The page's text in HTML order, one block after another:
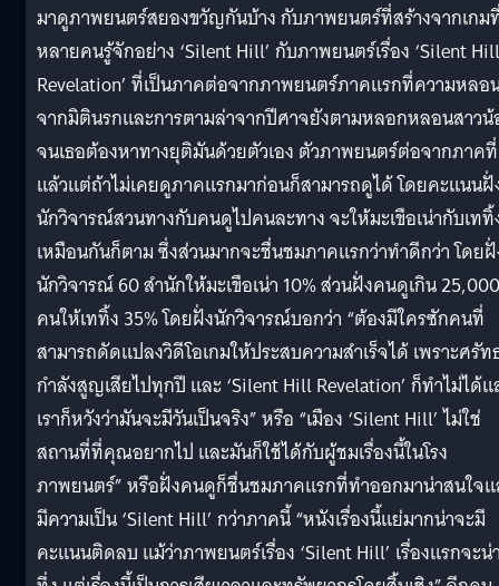
มาดูภาพยนตร์สยองขวัญกันบ้าง กับภาพยนตร์ที่สร้างจากเกม
หลายคนรู้จักอย่าง ‘Silent Hill’ กับภาพยนตร์เรื่อง ‘Silent Hill
Revelation’ ที่เป็นภาคต่อจากภาพยนตร์ภาคแรกที่ความหลอ
จากมิตินรกและการตามล่าจากปีศาจยังตามหลอกหลอนสาว
จนเธอต้องหาทางยุติมันด้วยตัวเอง ตัวภาพยนตร์ต่อจากภาคที่
แล้วแต่ถ้าไม่เคยดูภาคแรกมาก่อนก็สามารถดูได้ โดยคะแนนฝั่
นักวิจารณ์สวนทางกับคนดูไปคนละทาง จะให้มะเขือเน่ากับเททิ้
เหมือนกันก็ตาม ซึ่งส่วนมากจะชื่นชมภาคแรกว่าทำดีกว่า โดย
นักวิจารณ์ 60 สำนักให้มะเขือเน่า 10% ส่วนฝั่งคนดูเกิน 25,000
คนให้เททิ้ง 35% โดยฝั่งนักวิจารณ์บอกว่า “ต้องมีใครซักคนที่
สามารถดัดแปลงวิดีโอเกมให้ประสบความสำเร็จได้ เพราะศรัท
กำลังสูญเสียไปทุกปี และ ‘Silent Hill Revelation’ ก็ทำไม่ได้
เราก็หวังว่ามันจะมีวันเป็นจริง” หรือ “เมือง ‘Silent Hill’ ไม่ใช่
สถานที่ที่คุณอยากไป และมันก็ใช้ได้กับผู้ชมเรื่องนี้ในโรง
ภาพยนตร์” หรือฝั่งคนดูก็ชื่นชมภาคแรกที่ทำออกมาน่าสนใจ
มีความเป็น ‘Silent Hill’ กว่าภาคนี้ “หนังเรื่องนี้แย่มากน่าจะมี
คะแนนติดลบ แม้ว่าภาพยนตร์เรื่อง ‘Silent Hill’ เรื่องแรกจะน่